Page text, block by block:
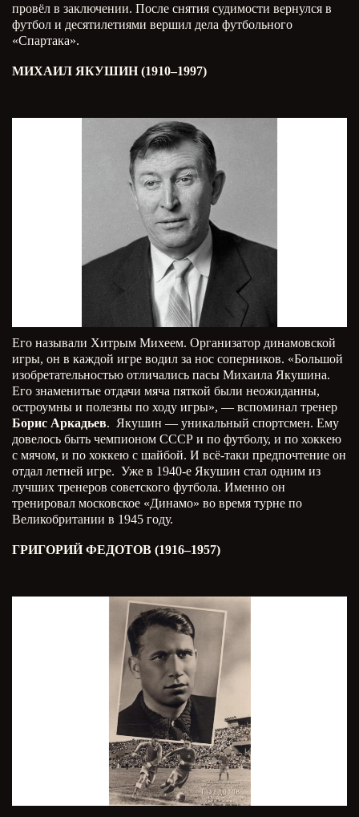
провёл в заключении. После снятия судимости вернулся в
футбол и десятилетиями вершил дела футбольного
«Спартака».
МИХАИЛ ЯКУШИН (1910–1997)
Его называли Хитрым Михеем. Организатор динамовской
игры, он в каждой игре водил за нос соперников. «Большой
изобретательностью отличались пасы Михаила Якушина.
Его знаменитые отдачи мяча пяткой были неожиданны,
остроумны и полезны по ходу игры», — вспоминал тренер
Борис Аркадьев. Якушин — уникальный спортсмен. Ему
довелось быть чемпионом СССР и по футболу, и по хоккею
с мячом, и по хоккею с шайбой. И всё-таки предпочтение он
отдал летней игре. Уже в 1940-е Якушин стал одним из
лучших тренеров советского футбола. Именно он
тренировал московское «Динамо» во время турне по
Великобритании в 1945 году.
ГРИГОРИЙ ФЕДОТОВ (1916–1957)